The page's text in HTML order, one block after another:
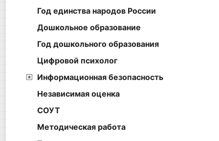
Год единства народов России
Дошкольное образование
Год дошкольного образования
Цифровой психолог
Информационная безопасность
Независимая оценка
СОУТ
Методическая работа